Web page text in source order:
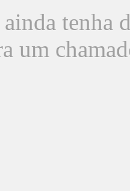
ainda tenha
um